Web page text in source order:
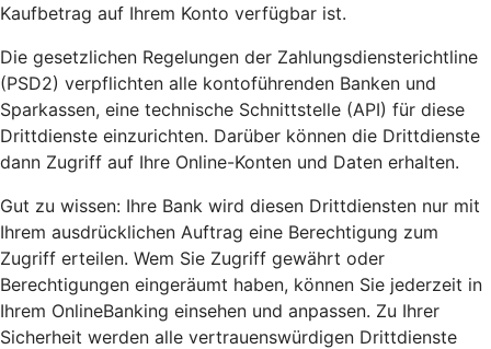
Kaufbetrag auf Ihrem Konto verfügbar ist.
Die gesetzlichen Regelungen der Zahlungsdiensterichtline
(PSD2) verpflichten alle kontoführenden Banken und
Sparkassen, eine technische Schnittstelle (API) für diese
Drittdienste einzurichten. Darüber können die Drittdienste
dann Zugriff auf Ihre Online-Konten und Daten erhalten.
Gut zu wissen: Ihre Bank wird diesen Drittdiensten nur mit
Ihrem ausdrücklichen Auftrag eine Berechtigung zum
Zugriff erteilen. Wem Sie Zugriff gewährt oder
Berechtigungen eingeräumt haben, können Sie jederzeit in
Ihrem OnlineBanking einsehen und anpassen. Zu Ihrer
Sicherheit werden alle vertrauenswürdigen Drittdienste